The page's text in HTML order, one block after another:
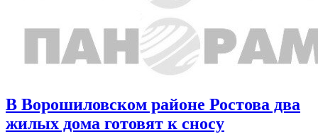
В Ворошиловском районе Ростова два
жилых дома готовят к сносу